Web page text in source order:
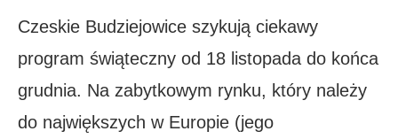
Czeskie Budziejowice szykują ciekawy
program świąteczny od 18 listopada do końca
grudnia. Na zabytkowym rynku, który należy
do największych w Europie (jego